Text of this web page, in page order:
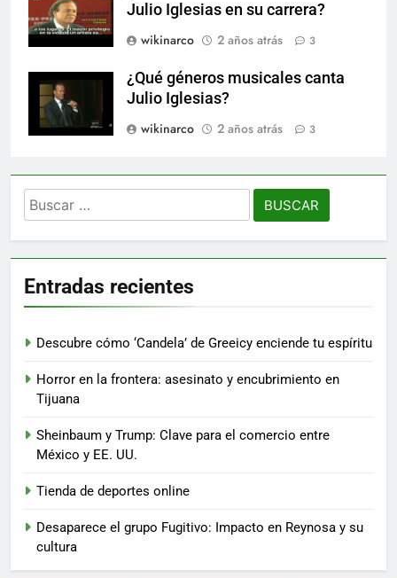
Julio Iglesias en su carrera?
wikinarco
2 años atrás 3
¿Qué géneros musicales canta
Julio Iglesias?
wikinarco
2 años atrás 3
Buscar:
Entradas recientes
Descubre cómo ‘Candela’ de Greeicy enciende tu espíritu
Horror en la frontera: asesinato y encubrimiento en
Tijuana
Sheinbaum y Trump: Clave para el comercio entre
México y EE. UU.
Tienda de deportes online
Desaparece el grupo Fugitivo: Impacto en Reynosa y su
cultura